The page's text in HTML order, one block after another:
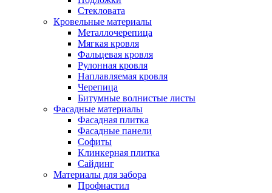
Стекловата
Кровельные материалы
Металлочерепица
Мягкая кровля
Фальцевая кровля
Рулонная кровля
Наплавляемая кровля
Черепица
Битумные волнистые листы
Фасадные материалы
Фасадная плитка
Фасадные панели
Софиты
Клинкерная плитка
Сайдинг
Материалы для забора
Профнастил